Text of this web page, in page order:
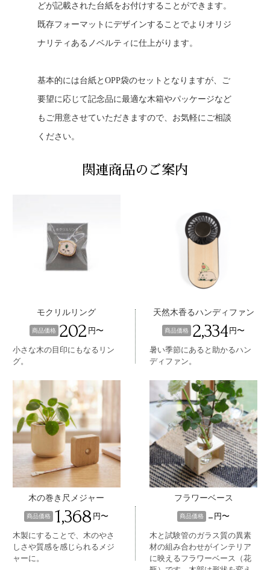
どが記載された台紙をお付けすることができます。
既存フォーマットにデザインすることでよりオリジ
ナリティあるノベルティに仕上がります。
基本的には台紙とOPP袋のセットとなりますが、ご
要望に応じて記念品に最適な木箱やパッケージなど
もご用意させていただきますので、お気軽にご相談
ください。
関連商品のご案内
モクリルリング
商品価格 202 円〜
小さな木の目印にもなるリン
グ。
天然木香るハンディファン
商品価格 2,334 円〜
暑い季節にあると助かるハン
ディファン。
木の巻き尺メジャー
商品価格 1,368 円〜
木製にすることで、木のやさ
しさや質感を感じられるメジ
ャーに。
フラワーベース
商品価格 - 円〜
木と試験管のガラス質の異素
材の組み合わせがインテリア
に映えるフラワーベース（花